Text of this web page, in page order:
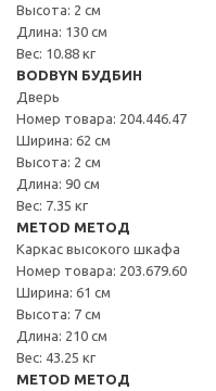
Высота: 2 см
Длина: 130 см
Вес: 10.88 кг
BODBYN БУДБИН
Дверь
Номер товара: 204.446.47
Ширина: 62 см
Высота: 2 см
Длина: 90 см
Вес: 7.35 кг
METOD МЕТОД
Каркас высокого шкафа
Номер товара: 203.679.60
Ширина: 61 см
Высота: 7 см
Длина: 210 см
Вес: 43.25 кг
METOD МЕТОД